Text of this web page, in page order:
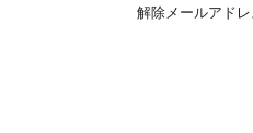
解除メールアドレ